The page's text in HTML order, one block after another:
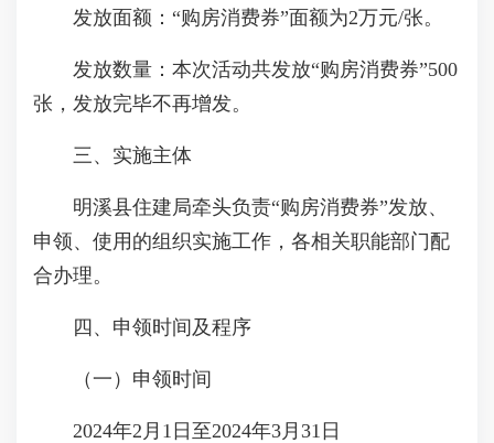
发放面额：“购房消费券”面额为2万元/张。
发放数量：本次活动共发放“购房消费券”500
张，发放完毕不再增发。
三、实施主体
明溪县住建局牵头负责“购房消费券”发放、
申领、使用的组织实施工作，各相关职能部门配
合办理。
四、申领时间及程序
（一）申领时间
2024年2月1日至2024年3月31日